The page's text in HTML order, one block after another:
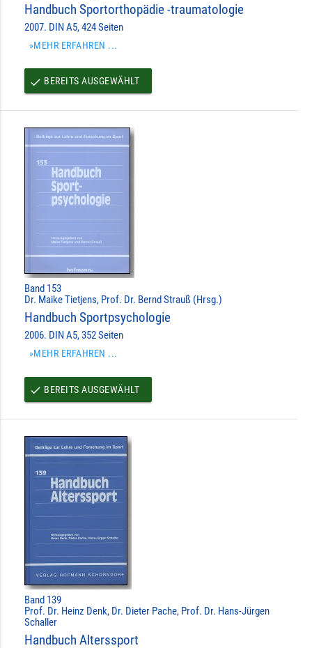
Handbuch Sportorthopädie -traumatologie
2007. DIN A5, 424 Seiten
»MEHR ERFAHREN ...
done BEREITS AUSGEWÄHLT
Band 153
Dr. Maike Tietjens, Prof. Dr. Bernd Strauß (Hrsg.)
Handbuch Sportpsychologie
2006. DIN A5, 352 Seiten
»MEHR ERFAHREN ...
done BEREITS AUSGEWÄHLT
Band 139
Prof. Dr. Heinz Denk, Dr. Dieter Pache, Prof. Dr. Hans-Jürgen
Schaller
Handbuch Alterssport